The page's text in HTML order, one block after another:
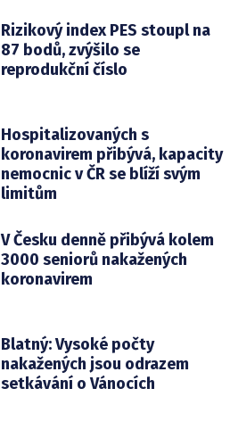
Rizikový index PES stoupl na
87 bodů, zvýšilo se
reprodukční číslo
Hospitalizovaných s
koronavirem přibývá, kapacity
nemocnic v ČR se blíží svým
limitům
V Česku denně přibývá kolem
3000 seniorů nakažených
koronavirem
Blatný: Vysoké počty
nakažených jsou odrazem
setkávání o Vánocích